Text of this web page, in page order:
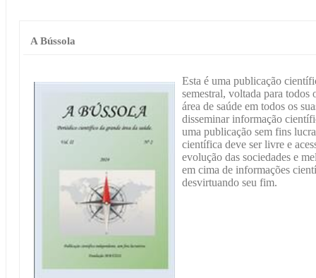
A Bússola
Esta é uma publicação
semestral, voltada para todos
área de saúde em todos os
disseminar informação
uma publicação sem fins
científica deve ser livre e
evolução das sociedades e
em cima de informações
desvirtuando seu fim.